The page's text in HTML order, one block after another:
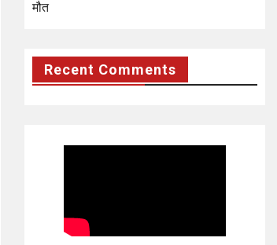
मौत
Recent Comments